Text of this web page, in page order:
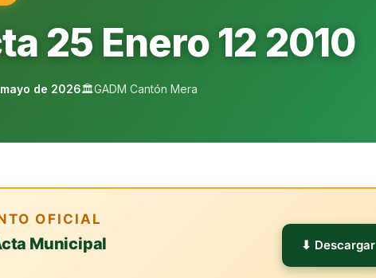
25 Enero 12 2010
de 2026🏛️GADM Cantón Mera
OFICIAL
Municipal ⬇ Descargar